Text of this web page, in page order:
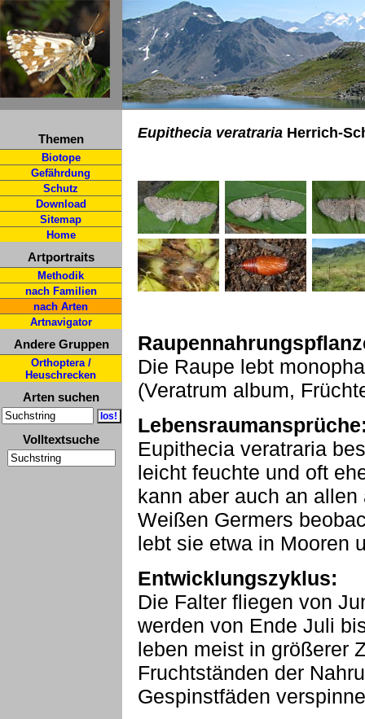
Themen
Biotope
Gefährdung
Schutz
Download
Sitemap
Home
Artportraits
Methodik
nach Familien
nach Arten
Artnavigator
Andere Gruppen
Orthoptera /
Heuschrecken
Arten suchen
Volltextsuche
Eupithecia veratraria Herrich-
Die Raupe lebt
(Veratrum album,
Eupithecia veratraria
leicht feuchte und oft
kann aber auch an
Weißen Germers
lebt sie etwa in Mooren
Entwicklungszyklus:
Die Falter fliegen von
werden von Ende Juli
leben meist in größerer
Fruchtständen der
Gespinstfäden